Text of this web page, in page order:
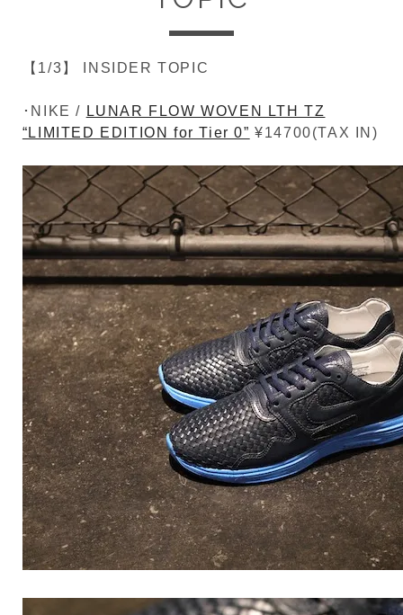
【1/3】 INSIDER TOPIC
･NIKE / LUNAR FLOW WOVEN LTH TZ
“LIMITED EDITION for Tier 0” ¥14700(TAX IN)